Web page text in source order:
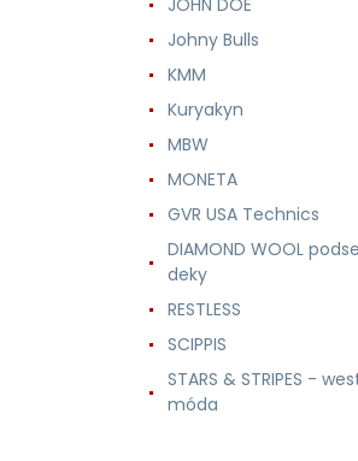
JOHN DOE
Johny Bulls
KMM
Kuryakyn
MBW
MONETA
GVR USA Technics
DIAMOND WOOL
deky
RESTLESS
SCIPPIS
STARS & STRIPES -
móda